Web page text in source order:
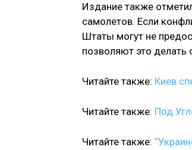
Издание также
самолетов. Если
Штаты могут не
позволяют это
Читайте также: Киев
Читайте также: Под
Читайте также: